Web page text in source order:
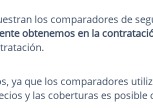
los comparadores de
obtenemos en la
ya que los comparadores
y las coberturas es posible